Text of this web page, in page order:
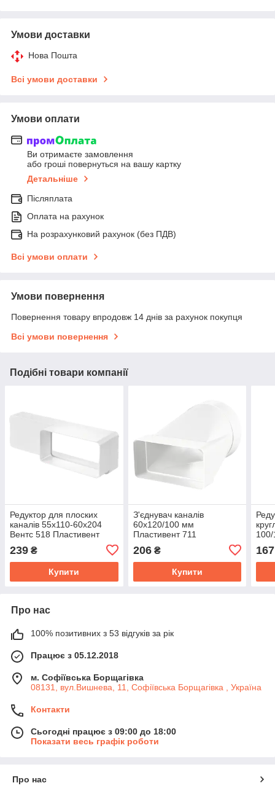
Умови доставки
Нова Пошта
Всі умови доставки
Умови оплати
Ви отримаєте замовлення
або гроші повернуться на вашу картку
Детальніше
Післяплата
Оплата на рахунок
На розрахунковий рахунок (без ПДВ)
Всі умови оплати
Умови повернення
Повернення товару впродовж 14 днів за рахунок покупця
Всі умови повернення
Подібні товари компанії
Редуктор для плоских
каналів 55х110-60х204
Вентс 518 Пластивент
239 ₴
Купити
З'єднувач каналів
60х120/100 мм
Пластивент 711
206₴
Купити
167
Про нас
100% позитивних з 53 відгуків за рік
Працює з 05.12.2018
м. Софіївська Борщагівка
08131, вул.Вишнева, 11, Софіївська Борщагівка , Україна
Контакти
Сьогодні працює з 09:00 до 18:00
Показати весь графік роботи
Про нас